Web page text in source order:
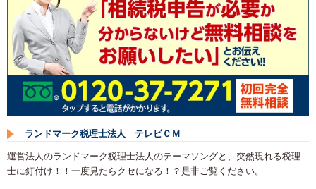
ランドマーク税理士法人 テレビＣＭ
運営法人のランドマーク税理士法人のテーマソングと、突然現れる税理
士に釘付け！！一度見たらクセになる！？是非ご覧ください。